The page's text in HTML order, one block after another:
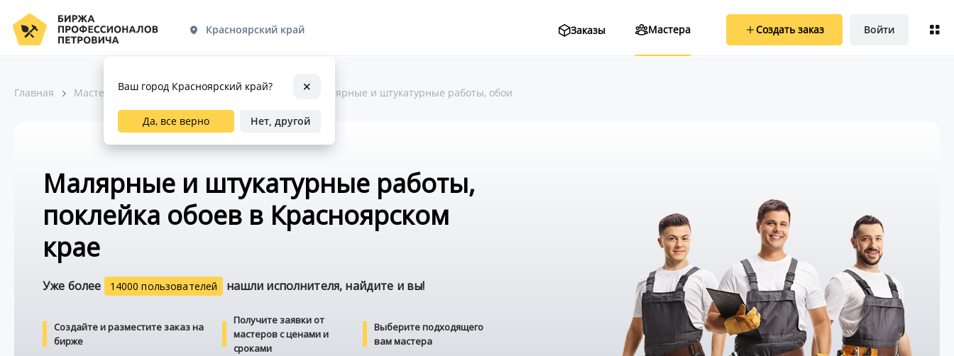
Красноярский край Заказы Мастера Создать заказ Войти
Главная Мастера по ремонту Отделка и интерьер Малярные и штукатурные работы, обои
Малярные и штукатурные работы,
поклейка обоев в Красноярском
крае
Уже более 14000 пользователей нашли исполнителя, найдите и вы!
Создайте и разместите заказ на
бирже
Получите заявки от
мастеров с ценами и
сроками
Выберите подходящего
вам мастера
Ваш город Красноярский край?
Да, все верно Нет, другой